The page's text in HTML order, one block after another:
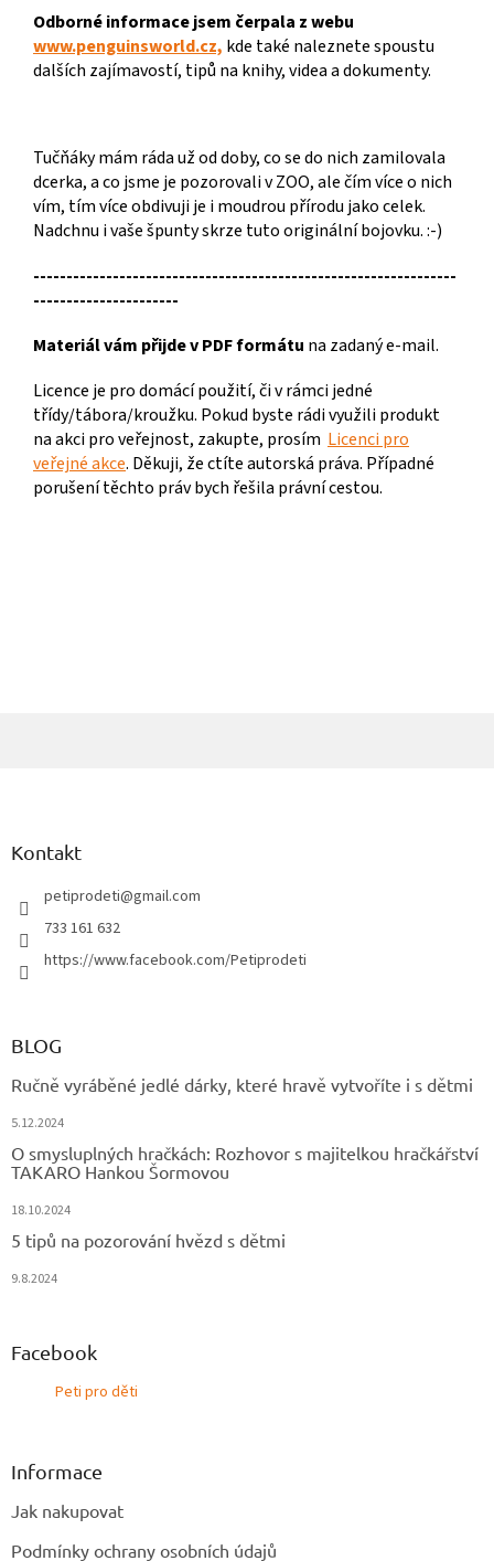
Odborné informace jsem čerpala z webu
www.penguinsworld.cz, kde také naleznete spoustu
dalších zajímavostí, tipů na knihy, videa a dokumenty.
Tučňáky mám ráda už od doby, co se do nich zamilovala
dcerka, a co jsme je pozorovali v ZOO, ale čím více o nich
vím, tím více obdivuji je i moudrou přírodu jako celek.
Nadchnu i vaše špunty skrze tuto originální bojovku. :-)
----------------------------------------------------------------
----------------------
Materiál vám přijde v PDF formátu na zadaný e-mail.
Licence je pro domácí použití, či v rámci jedné
třídy/tábora/kroužku. Pokud byste rádi využili produkt
na akci pro veřejnost, zakupte, prosím Licenci pro
veřejné akce. Děkuji, že ctíte autorská práva. Případné
porušení těchto práv bych řešila právní cestou.
Kontakt
petiprodeti@gmail.com
733 161 632
https://www.facebook.com/Petiprodeti
BLOG
Ručně vyráběné jedlé dárky, které hravě vytvoříte i s dětmi
5.12.2024
O smysluplných hračkách: Rozhovor s majitelkou hračkářství
TAKARO Hankou Šormovou
18.10.2024
5 tipů na pozorování hvězd s dětmi
9.8.2024
Facebook
Peti pro děti
Informace
Jak nakupovat
Podmínky ochrany osobních údajů